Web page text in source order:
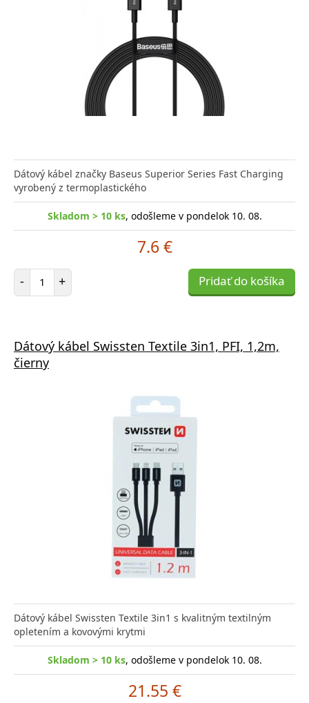
Dátový kábel značky Baseus Superior Series Fast Charging
vyrobený z termoplastického
Skladom > 10 ks, odošleme v pondelok 10. 08.
7.6 €
- Počet položiek
+ Pridať do košíka
Dátový kábel Swissten Textile 3in1, PFI, 1,2m,
čierny
Dátový kábel Swissten Textile 3in1 s kvalitným textilným
opletením a kovovými krytmi
Skladom > 10 ks, odošleme v pondelok 10. 08.
21.55 €